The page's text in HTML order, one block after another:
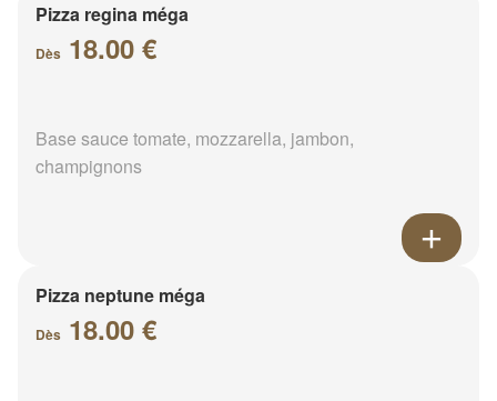
Pizza regina méga
Dès 18.00 €
Base sauce tomate, mozzarella, jambon,
champignons
Pizza neptune méga
Dès 18.00 €